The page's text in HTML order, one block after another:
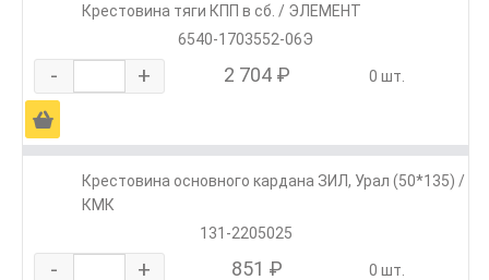
Крестовина тяги КПП в сб. / ЭЛЕМЕНТ
6540-1703552-06Э
- + 2 704 ₽ 0 шт.
Ä
Крестовина основного кардана ЗИЛ, Урал (50*135) /
КМК
131-2205025
- + 851 ₽ 0 шт.